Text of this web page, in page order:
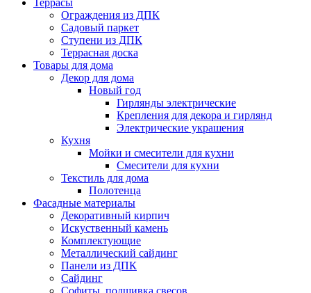
Террасы
Ограждения из ДПК
Садовый паркет
Ступени из ДПК
Террасная доска
Товары для дома
Декор для дома
Новый год
Гирлянды электрические
Крепления для декора и гирлянд
Электрические украшения
Кухня
Мойки и смесители для кухни
Смесители для кухни
Текстиль для дома
Полотенца
Фасадные материалы
Декоративный кирпич
Искуственный камень
Комплектующие
Металлический сайдинг
Панели из ДПК
Сайдинг